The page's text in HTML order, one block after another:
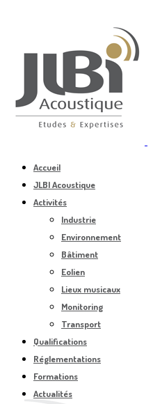
Accueil
JLBI Acoustique
Activités
Industrie
Environnement
Bâtiment
Eolien
Lieux musicaux
Monitoring
Transport
Qualifications
Réglementations
Formations
Actualités